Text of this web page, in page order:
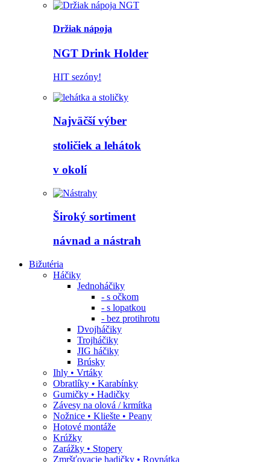
Držiak nápoja
NGT Drink Holder
HIT sezóny!
Najväčší výber
stoličiek a lehátok
v okolí
Široký sortiment
návnad a nástrah
Bižutéria
Háčiky
Jednoháčiky
- s očkom
- s lopatkou
- bez protihrotu
Dvojháčiky
Trojháčiky
JIG háčiky
Brúsky
Ihly • Vrtáky
Obratlíky • Karabínky
Gumičky • Hadičky
Závesy na olová / krmítka
Nožnice • Kliešte • Peany
Hotové montáže
Krúžky
Zarážky • Stopery
Zmršťovacie hadičky • Rovnátka